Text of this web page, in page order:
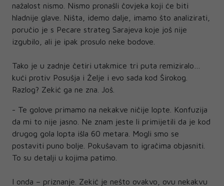
nažalost nismo. Nismo pronašli čovjeka koji će biti
hladnije glave. Ništa, idemo dalje, imamo što analizirati,
poručio je s Pecare strateg Sarajeva koje još nije
izgubilo, ali je ipak prosulo neke bodove.
Tako je u zadnje četiri utakmice tri puta remiziralo…
kući protiv Posušja i Želje i evo sada kod Širokog.
Razlog? Zekić ga ne zna. Još.
- Te golove primamo na nekakve ničije lopte. Konfuzija
da mi to nije jasno. Ne znam jeste li primijetili da je kod
drugog gola lopta išla 60 metara. Mogli smo se
postaviti puno bolje. Pokušavam to igračima objasniti.
To su detalji u kojima patimo.
I onda – priznanje. Zekić je nešto ovakvo, ovu nekakvu